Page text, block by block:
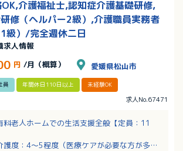
介護福祉士,認知症介護基礎研修,
修（ヘルパー2級）,介護職員実務者
級）/完全週休二日
求人情報
円 /月（概算） 愛媛県松山市
員 年間休日110日以上 未経験OK
求人No.67471
料老人ホームでの生活支援全般【定員：11
護度：4～5程度（医療ケアが必要な方が多い